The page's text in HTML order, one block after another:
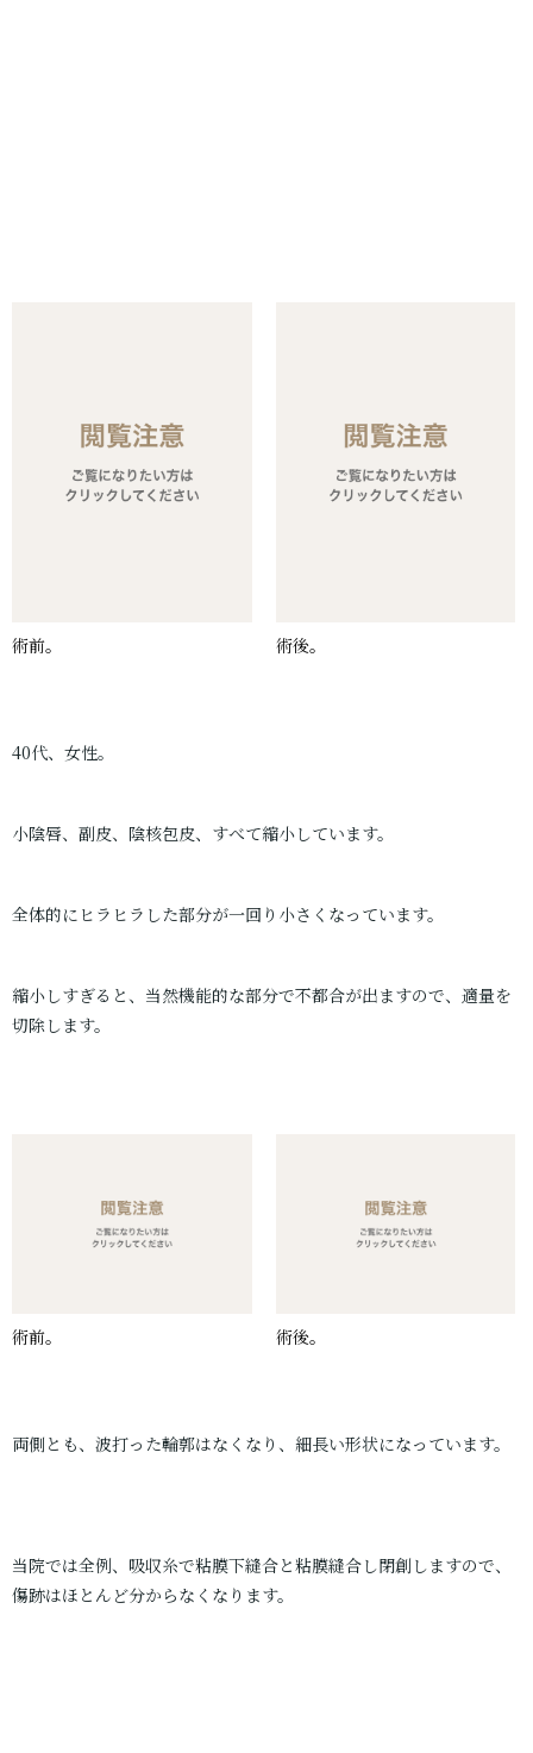
術前。 術後。
40代、女性。
小陰唇、副皮、陰核包皮、すべて縮小しています。
全体的にヒラヒラした部分が一回り小さくなっています。
縮小しすぎると、当然機能的な部分で不都合が出ますので、適量を
切除します。
術前。 術後。
両側とも、波打った輪郭はなくなり、細長い形状になっています。
当院では全例、吸収糸で粘膜下縫合と粘膜縫合し閉創しますので、
傷跡はほとんど分からなくなります。